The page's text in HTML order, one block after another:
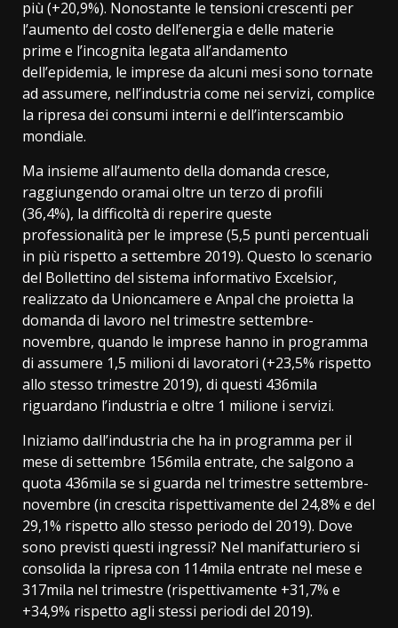
più (+20,9%). Nonostante le tensioni crescenti per
l’aumento del costo dell’energia e delle materie
prime e l’incognita legata all’andamento
dell’epidemia, le imprese da alcuni mesi sono tornate
ad assumere, nell’industria come nei servizi, complice
la ripresa dei consumi interni e dell’interscambio
mondiale.
Ma insieme all’aumento della domanda cresce,
raggiungendo oramai oltre un terzo di profili
(36,4%), la difficoltà di reperire queste
professionalità per le imprese (5,5 punti percentuali
in più rispetto a settembre 2019). Questo lo scenario
del Bollettino del sistema informativo Excelsior,
realizzato da Unioncamere e Anpal che proietta la
domanda di lavoro nel trimestre settembre-
novembre, quando le imprese hanno in programma
di assumere 1,5 milioni di lavoratori (+23,5% rispetto
allo stesso trimestre 2019), di questi 436mila
riguardano l’industria e oltre 1 milione i servizi.
Iniziamo dall’industria che ha in programma per il
mese di settembre 156mila entrate, che salgono a
quota 436mila se si guarda nel trimestre settembre-
novembre (in crescita rispettivamente del 24,8% e del
29,1% rispetto allo stesso periodo del 2019). Dove
sono previsti questi ingressi? Nel manifatturiero si
consolida la ripresa con 114mila entrate nel mese e
317mila nel trimestre (rispettivamente +31,7% e
+34,9% rispetto agli stessi periodi del 2019).